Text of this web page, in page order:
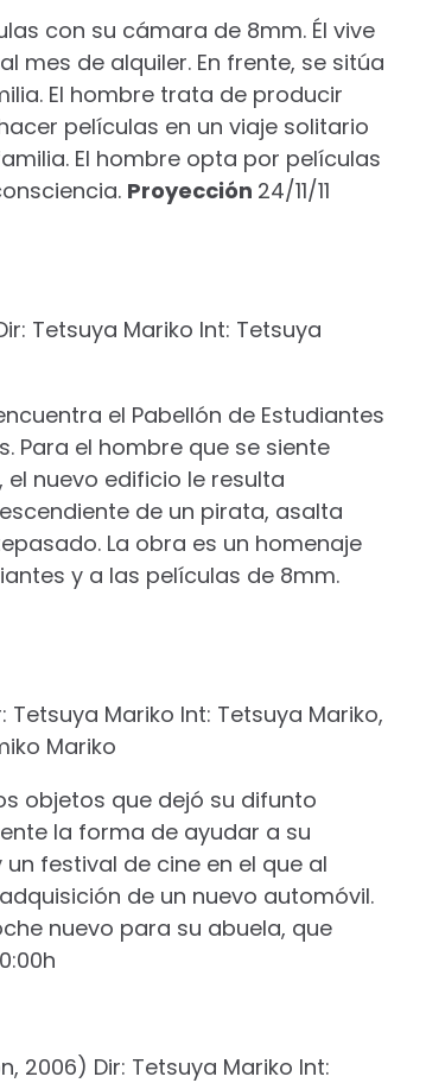
con su cámara de 8mm. Él vive
mes de alquiler. En frente, se sitúa
El hombre trata de producir
películas en un viaje solitario
El hombre opta por películas
Proyección 24/11/11
Tetsuya Mariko Int: Tetsuya
el Pabellón de Estudiantes
Para el hombre que se siente
nuevo edificio le resulta
de un pirata, asalta
La obra es un homenaje
y a las películas de 8mm.
Tetsuya Mariko Int: Tetsuya Mariko,
Mariko
objetos que dejó su difunto
la forma de ayudar a su
festival de cine en el que al
de un nuevo automóvil.
nuevo para su abuela, que
2006) Dir: Tetsuya Mariko Int: